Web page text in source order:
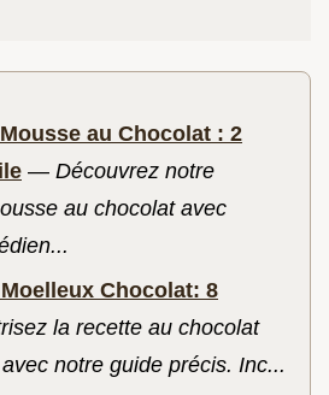
au Chocolat : 2
— Découvrez notre
au chocolat avec
Chocolat: 8
la recette au chocolat
notre guide précis. Inc...